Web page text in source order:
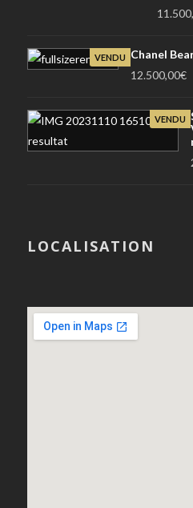
VENDU
Chanel
12.500,00€
VENDU
LOCALISATION